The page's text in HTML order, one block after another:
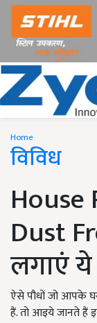
Home
विविध
Dust
लगाएं
ऐसे पौधों जो आपके
हैं. तो आइये जानते हैं